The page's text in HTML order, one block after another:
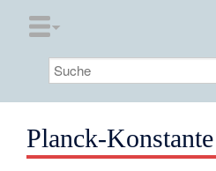
Planck-Konstante